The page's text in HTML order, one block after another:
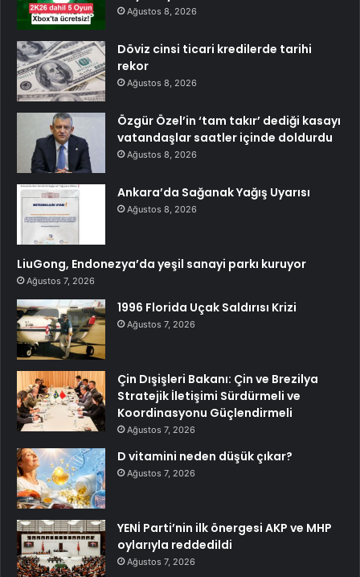
Ağustos 8, 2026
Döviz cinsi ticari kredilerde tarihi
rekor
Ağustos 8, 2026
Özgür Özel’in ‘tam takır’ dediği kasayı
vatandaşlar saatler içinde doldurdu
Ağustos 8, 2026
Ankara’da Sağanak Yağış Uyarısı
Ağustos 8, 2026
LiuGong, Endonezya’da yeşil sanayi parkı kuruyor
Ağustos 7, 2026
1996 Florida Uçak Saldırısı Krizi
Ağustos 7, 2026
Çin Dışişleri Bakanı: Çin ve Brezilya
Stratejik İletişimi Sürdürmeli ve
Koordinasyonu Güçlendirmeli
Ağustos 7, 2026
D vitamini neden düşük çıkar?
Ağustos 7, 2026
YENİ Parti’nin ilk önergesi AKP ve MHP
oylarıyla reddedildi
Ağustos 7, 2026